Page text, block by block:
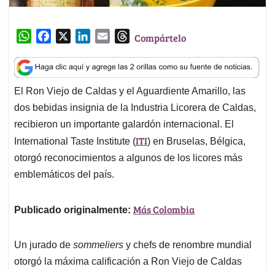
W
a
t
s
A
p
p
c
e
b
o
o
k
n
k
e
d
I
n
a
i
l
T
r
e
a
d
s
Compártelo
El Ron Viejo de Caldas y el Aguardiente Amarillo, las
dos bebidas insignia de la Industria Licorera de Caldas,
recibieron un importante galardón internacional. El
International Taste Institute (ITI) en Bruselas, Bélgica,
otorgó reconocimientos a algunos de los licores más
emblemáticos del país.
Publicado originalmente: Más Colombia
Un jurado de sommeliers y chefs de renombre mundial
otorgó la máxima calificación a Ron Viejo de Caldas